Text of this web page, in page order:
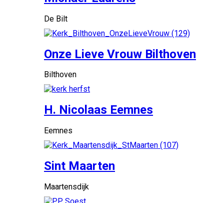
De Bilt
Onze Lieve Vrouw Bilthoven
Bilthoven
H. Nicolaas Eemnes
Eemnes
Sint Maarten
Maartensdijk